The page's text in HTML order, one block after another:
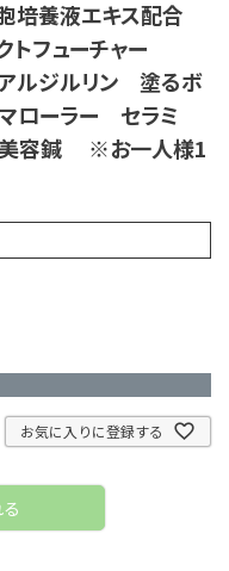
培養液エキス配合
フューチャー
ルジルリン 塗るボ
ローラー セラミ
容鍼 ※お一人様1
お気に入りに登録する